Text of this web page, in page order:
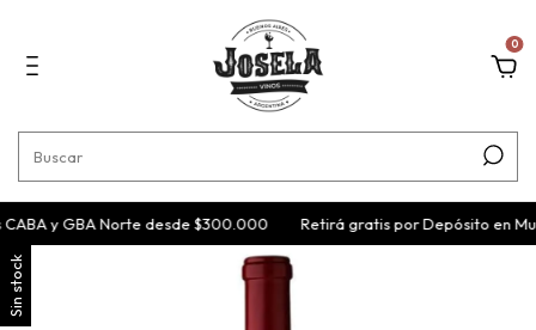
0
y GBA Norte desde $300.000 Retirá gratis por Depósito en
Sin stock